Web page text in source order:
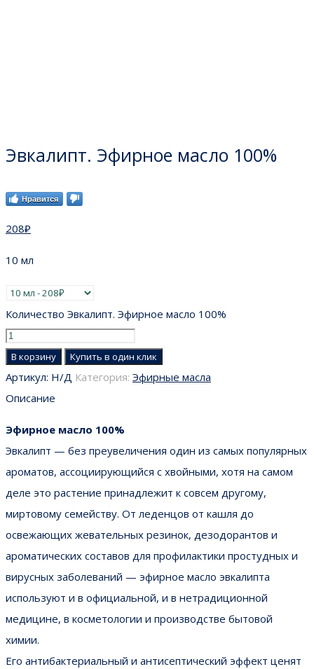
Эвкалипт. Эфирное масло 100%
Нравится
208₽
10 мл
Количество Эвкалипт. Эфирное масло 100%
В корзину Купить в один клик
Артикул: Н/Д Категория: Эфирные масла
Описание
Эфирное масло 100%
Эвкалипт — без преувеличения один из самых популярных
ароматов, ассоциирующийся с хвойными, хотя на самом
деле это растение принадлежит к совсем другому,
миртовому семейству. От леденцов от кашля до
освежающих жевательных резинок, дезодорантов и
ароматических составов для профилактики простудных и
вирусных заболеваний — эфирное масло эвкалипта
используют и в официальной, и в нетрадиционной
медицине, в косметологии и производстве бытовой
химии.
Его антибактериальный и антисептический эффект ценят